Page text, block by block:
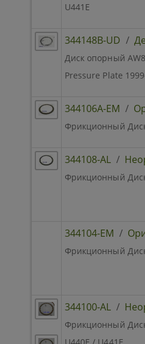
U441E
344148B-UD /
Диск опорный
Pressure Plate
344106A-EM /
Фрикционный
344108-AL /
Фрикционный
344104-EM /
Фрикционный
344100-AL /
Фрикционный
U440E / U441E